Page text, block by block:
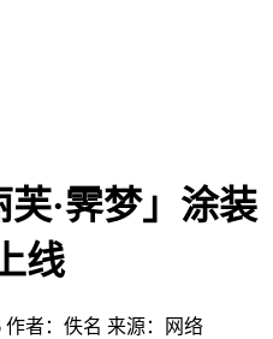
·霁梦」涂装
线
作者：佚名 来源：网络